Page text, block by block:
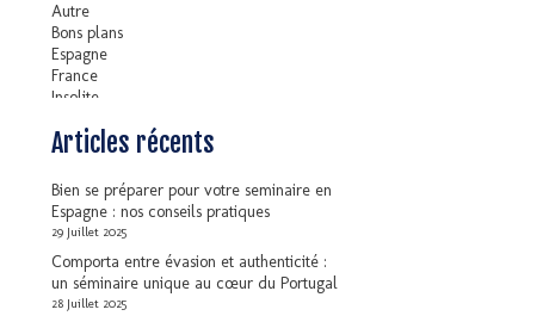
Autre
Bons plans
Espagne
France
Insolite
Stratégie
Malte
Articles récents
Bien se préparer pour votre seminaire en
Espagne : nos conseils pratiques
29 Juillet 2025
Comporta entre évasion et authenticité :
un séminaire unique au cœur du Portugal
28 Juillet 2025